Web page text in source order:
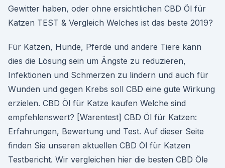
Gewitter haben, oder ohne ersichtlichen CBD Öl für
Katzen TEST & Vergleich Welches ist das beste 2019?
Für Katzen, Hunde, Pferde und andere Tiere kann
dies die Lösung sein um Ängste zu reduzieren,
Infektionen und Schmerzen zu lindern und auch für
Wunden und gegen Krebs soll CBD eine gute Wirkung
erzielen. CBD Öl für Katze kaufen Welche sind
empfehlenswert? [Warentest] CBD Öl für Katzen:
Erfahrungen, Bewertung und Test. Auf dieser Seite
finden Sie unseren aktuellen CBD Öl für Katzen
Testbericht. Wir vergleichen hier die besten CBD Öle